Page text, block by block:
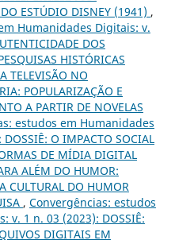
ESTÚDIO DISNEY (1941) ,
Humanidades Digitais: v.
DOS
HISTÓRICAS
TELEVISÃO NO
POPULARIZAÇÃO E
A PARTIR DE NOVELAS
estudos em Humanidades
O IMPACTO SOCIAL
DE MÍDIA DIGITAL
ALÉM DO HUMOR:
CULTURAL DO HUMOR
, Convergências: estudos
v. 1 n. 03 (2023): DOSSIÊ:
DIGITAIS EM